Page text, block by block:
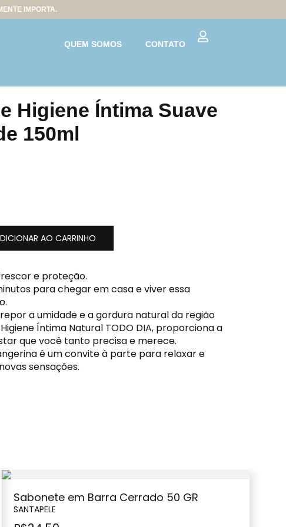
IMPORTA.
QUEM SOMOS CONTATO
Higiene Íntima Suave
150ml
AO CARRINHO
e proteção.
para chegar em casa e viver essa
a umidade e a gordura natural da região
Íntima Natural TODO DIA, proporciona a
que você tanto precisa e merece.
é um convite à parte para relaxar e
sensações.
Sabonete em Barra Cerrado 50 GR
SANTAPELE